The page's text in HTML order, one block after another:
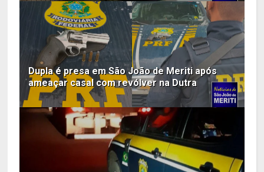
Dupla é presa em São João de Meriti após
ameaçar casal com revólver na Dutra